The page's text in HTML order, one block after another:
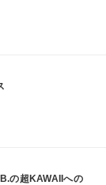
の超KAWAIIへの